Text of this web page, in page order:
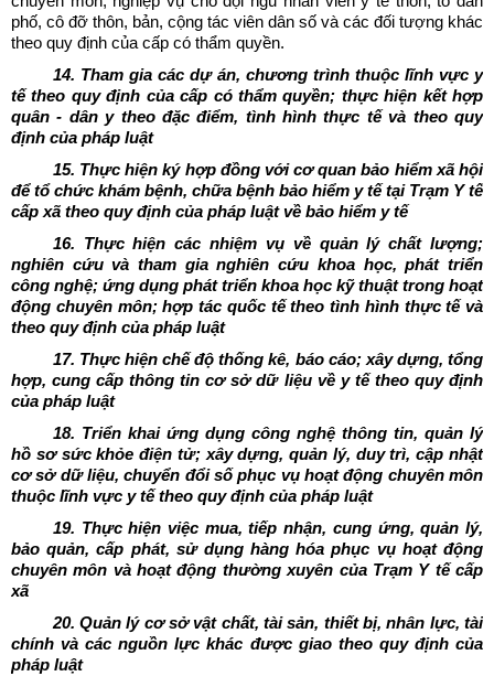
phố, cô đỡ thôn, bản, cộng tác viên dân số và các đối tượng khác
theo quy định của cấp có thẩm quyền.
14. Tham gia các dự án, chương trình thuộc lĩnh vực y
tế theo quy định của cấp có thẩm quyền; thực hiện kết hợp
quân - dân y theo đặc điểm, tình hình thực tế và theo quy
định của pháp luật
15. Thực hiện ký hợp đồng với cơ quan bảo hiểm xã hội
để tổ chức khám bệnh, chữa bệnh bảo hiểm y tế tại Trạm Y tế
cấp xã theo quy định của pháp luật về bảo hiểm y tế
16. Thực hiện các nhiệm vụ về quản lý chất lượng;
nghiên cứu và tham gia nghiên cứu khoa học, phát triển
công nghệ; ứng dụng phát triển khoa học kỹ thuật trong hoạt
động chuyên môn; hợp tác quốc tế theo tình hình thực tế và
theo quy định của pháp luật
17. Thực hiện chế độ thống kê, báo cáo; xây dựng, tổng
hợp, cung cấp thông tin cơ sở dữ liệu về y tế theo quy định
của pháp luật
18. Triển khai ứng dụng công nghệ thông tin, quản lý
hồ sơ sức khỏe điện tử; xây dựng, quản lý, duy trì, cập nhật
cơ sở dữ liệu, chuyển đổi số phục vụ hoạt động chuyên môn
thuộc lĩnh vực y tế theo quy định của pháp luật
19. Thực hiện việc mua, tiếp nhận, cung ứng, quản lý,
bảo quản, cấp phát, sử dụng hàng hóa phục vụ hoạt động
chuyên môn và hoạt động thường xuyên của Trạm Y tế cấp
xã
20. Quản lý cơ sở vật chất, tài sản, thiết bị, nhân lực, tài
chính và các nguồn lực khác được giao theo quy định của
pháp luật